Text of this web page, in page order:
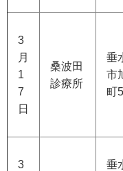
3
月
1
7
日
桑波田
診療所
垂
市
町
3 垂